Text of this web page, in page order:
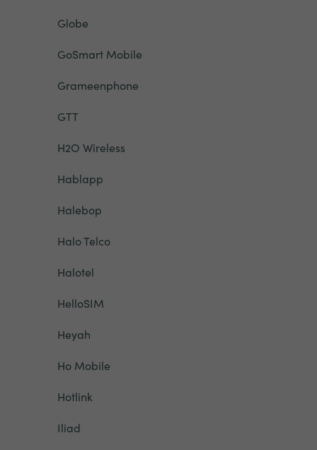
Globe
GoSmart Mobile
Grameenphone
GTT
H2O Wireless
Hablapp
Halebop
Halo Telco
Halotel
HelloSIM
Heyah
Ho Mobile
Hotlink
Iliad